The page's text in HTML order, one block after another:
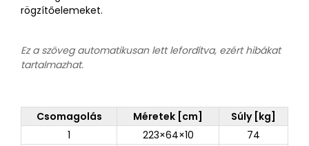
rögzítőelemeket.
Ez a szöveg automatikusan lett lefordítva, ezért hibákat
tartalmazhat.
Csomagolás Méretek [cm]
Súly [kg]
1
223×64×10
74